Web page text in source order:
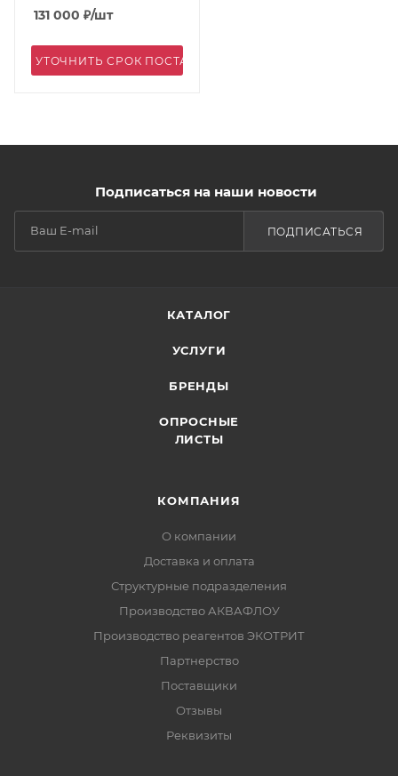
131 000 ₽/шт
УТОЧНИТЬ СРОК ПОСТАВКИ
Подписаться на наши новости
ПОДПИСАТЬСЯ
КАТАЛОГ
УСЛУГИ
БРЕНДЫ
ОПРОСНЫЕ
ЛИСТЫ
КОМПАНИЯ
О компании
Доставка и оплата
Структурные подразделения
Производство АКВАФЛОУ
Производство реагентов ЭКОТРИТ
Партнерство
Поставщики
Отзывы
Реквизиты